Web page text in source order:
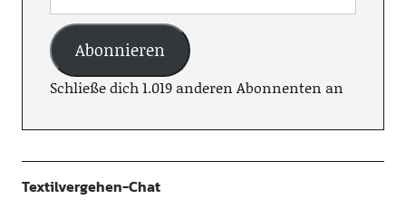
Abonnieren
Schließe dich 1.019 anderen Abonnenten an
Textilvergehen-Chat